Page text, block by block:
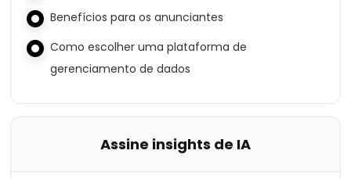
Benefícios para os anunciantes
Como escolher uma plataforma de
gerenciamento de dados
Assine insights de IA